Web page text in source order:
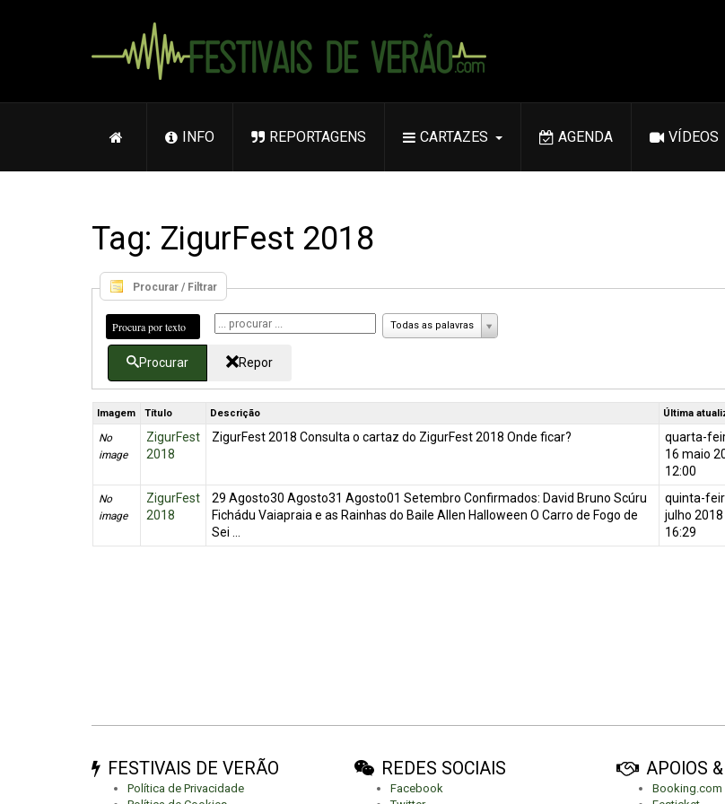
INFO REPORTAGENS CARTAZES AGENDA VÍDEOS
Tag: ZigurFest 2018
Procurar / Filtrar
Procura por texto Todas as palavras
Procurar Repor
Imagem Título Descrição Última
No
image
ZigurFest
2018
ZigurFest 2018 Consulta o cartaz do ZigurFest 2018 Onde ficar?
quarta-
16 maio
12:00
No
image
ZigurFest
2018
29 Agosto30 Agosto31 Agosto01 Setembro Confirmados: David Bruno Scúru
Fichádu Vaiapraia e as Rainhas do Baile Allen Halloween O Carro de Fogo de
Sei ...
quinta-
julho 2018
16:29
FESTIVAIS DE VERÃO
Política de Privacidade
REDES SOCIAIS
Facebook
APOIOS
Booking.com